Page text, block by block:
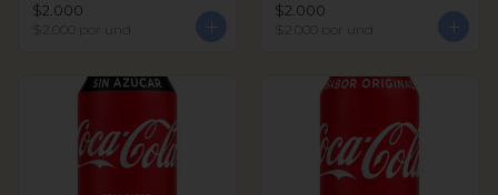
$2.000
$2.000 por und
$2.000
$2.000 por und